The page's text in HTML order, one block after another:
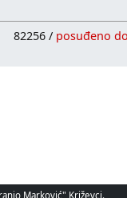
82256 / posuđeno
Marković" Križevci.